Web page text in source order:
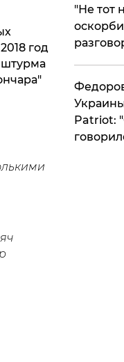
год
штурма
​"Не тот
Patriot: